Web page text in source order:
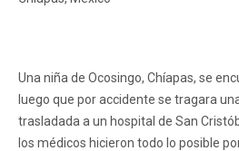
Una niña de Ocosingo, Chíapas, se
luego que por accidente se tragara
trasladada a un hospital de San
los médicos hicieron todo lo posible